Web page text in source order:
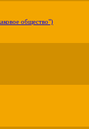
общество")